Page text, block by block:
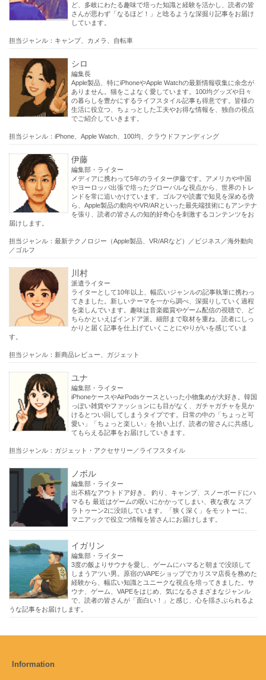
ど、多岐にわたる趣味で培った知識と経験を活かし、読者の皆
さんが思わず「なるほど！」と唸るような深掘り記事をお届け
しています。
担当ジャンル：キャンプ、カメラ、自転車
シロ
編集長
Apple製品、特にiPhoneやApple Watchの最新情報収集に余念が
ありません。猫をこよなく愛しています。100均グッズや日々
の暮らしを豊かにするライフスタイル記事も得意です。皆様の
生活に役立つ、ちょっとした工夫やお得な情報を、独自の視点
でご紹介していきます。
担当ジャンル：iPhone、Apple Watch、100均、クラウドファンディング
伊藤
編集部・ライター
メディアに携わって5年のライター伊藤です。アメリカや中国
やヨーロッパ出張で培ったグローバルな視点から、世界のトレ
ンドを常に追いかけています。ゴルフや読書で知見を深める傍
ら、Apple製品の動向やVR/ARといった最先端技術にもアンテナ
を張り、読者の皆さんの知的好奇心を刺激するコンテンツをお
届けします。
担当ジャンル：最新テクノロジー（Apple製品、VR/ARなど）／ビジネス／海外動向
／ゴルフ
川村
派遣ライター
ライターとして10年以上、幅広いジャンルの記事執筆に携わっ
てきました。新しいテーマを一から調べ、深掘りしていく過程
を楽しんでいます。趣味は音楽鑑賞やゲーム配信の視聴で、ど
ちらかといえばインドア派。細部まで取材を重ね、読者にしっ
かりと届く記事を仕上げていくことにやりがいを感じていま
す。
担当ジャンル：新商品レビュー、ガジェット
ユナ
編集部・ライター
iPhoneケースやAirPodsケースといった小物集めが大好き。韓国
っぽい雑貨やファッションにも目がなく、ガチャガチャを見か
けるとつい回してしまうタイプです。日常の中の「ちょっと可
愛い」「ちょっと楽しい」を拾い上げ、読者の皆さんに共感し
てもらえる記事をお届けしていきます。
担当ジャンル：ガジェット・アクセサリー／ライフスタイル
ノボル
編集部・ライター
出不精なアウトドア好き。 釣り、キャンプ、スノーボードにハ
マるも 最近はゲームの呪いにかかってしまい、夜な夜な スプ
ラトゥーン2に没頭しています。「狭く深く」をモットーに、
マニアックで役立つ情報を皆さんにお届けします。
イガリン
編集部・ライター
3度の飯よりサウナを愛し、ゲームにハマると朝まで没頭して
しまうアツい男。原宿のVAPEショップでカリスマ店長を務めた
経験から、幅広い知識とユニークな視点を培ってきました。サ
ウナ、ゲーム、VAPEをはじめ、気になるさまざまなジャンル
で、読者の皆さんが「面白い！」と感じ、心を揺さぶられるよ
うな記事をお届けします。
Information